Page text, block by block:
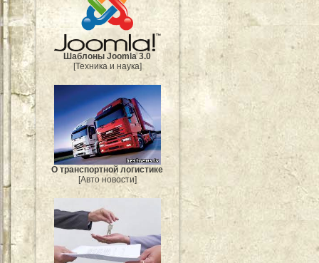
Шаблоны Joomla 3.0
[Техника и наука]
О транспортной логистике
[Авто новости]